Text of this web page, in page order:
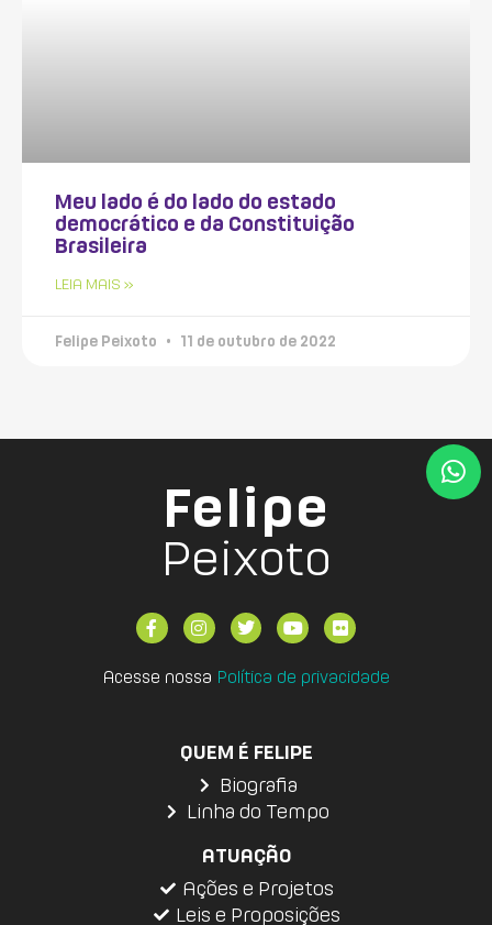
Meu lado é do lado do estado
democrático e da Constituição
Brasileira
LEIA MAIS »
Felipe Peixoto 11 de outubro de 2022
Felipe
Peixoto
Acesse nossa Política de privacidade
QUEM É FELIPE
Biografia
Linha do Tempo
ATUAÇÃO
Ações e Projetos
Leis e Proposições